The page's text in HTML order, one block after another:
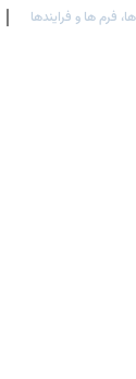
فرم ها و فرایندها